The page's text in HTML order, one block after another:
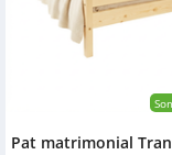
Pat matrimonial